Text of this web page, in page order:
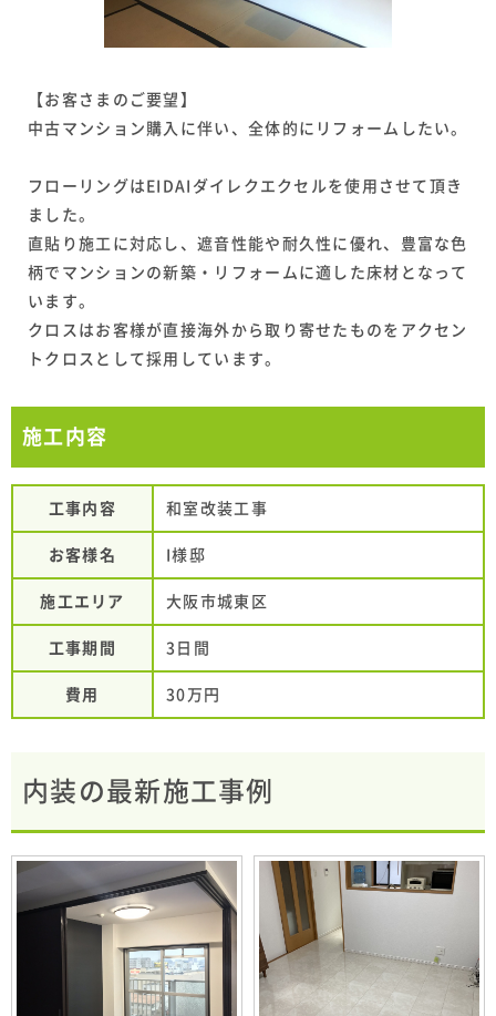
【お客さまのご要望】
中古マンション購入に伴い、全体的にリフォームしたい。
フローリングはEIDAIダイレクエクセルを使用させて頂き
ました。
直貼り施工に対応し、遮音性能や耐久性に優れ、豊富な色
柄でマンションの新築・リフォームに適した床材となって
います。
クロスはお客様が直接海外から取り寄せたものをアクセン
トクロスとして採用しています。
施工内容
工事内容 和室改装工事
お客様名 I様邸
施工エリア 大阪市城東区
工事期間 3日間
費用 30万円
内装の最新施工事例